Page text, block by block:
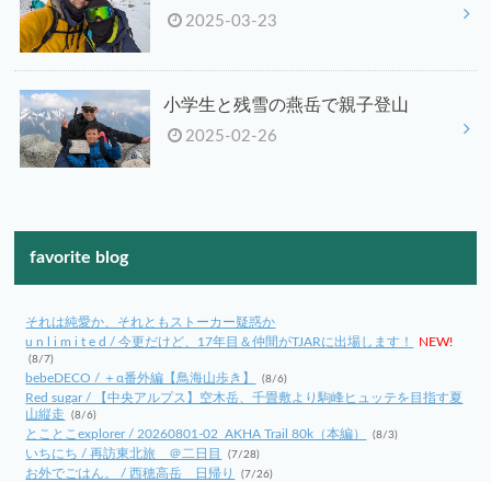
2025-03-23
小学生と残雪の燕岳で親子登山
2025-02-26
favorite blog
それは純愛か、それともストーカー疑惑か
u n l i m i t e d / 今更だけど、17年目＆仲間がTJARに出場します！
NEW!
(8/7)
bebeDECO / ＋α番外編【鳥海山歩き】 (8/6)
Red sugar / 【中央アルプス】空木岳、千畳敷より駒峰ヒュッテを目指す夏
山縦走
(8/6)
とことこexplorer / 20260801-02_AKHA Trail 80k（本編） (8/3)
いちにち / 再訪東北旅 ＠二日目 (7/28)
お外でごはん。 / 西穂高岳 日帰り (7/26)